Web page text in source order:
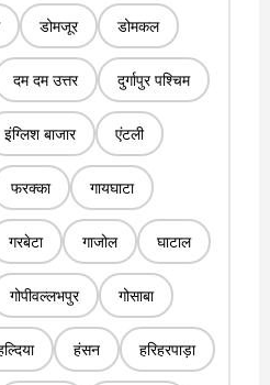
डोमजूर डोमकल
दम दम उत्तर दुर्गापुर पश्चिम
इंग्लिश बाजार एंटली
फरक्का गायघाटा
गरबेटा गाजोल घाटाल
गोपीवल्लभपुर गोसाबा
हंसन हरिहरपाड़ा